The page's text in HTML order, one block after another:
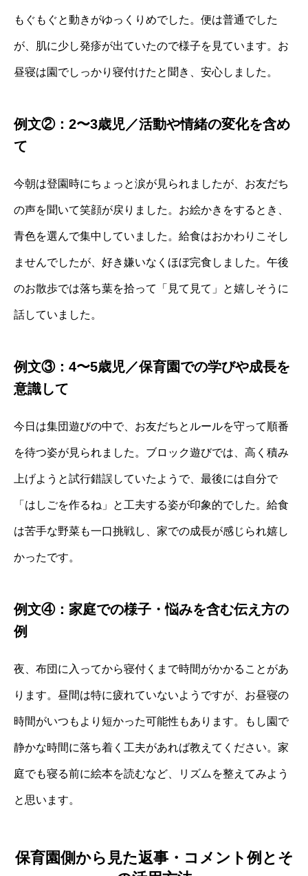
もぐもぐと動きがゆっくりめでした。便は普通でした
が、肌に少し発疹が出ていたので様子を見ています。お
昼寝は園でしっかり寝付けたと聞き、安心しました。
例文②：2〜3歳児／活動や情緒の変化を含め
て
今朝は登園時にちょっと涙が見られましたが、お友だち
の声を聞いて笑顔が戻りました。お絵かきをするとき、
青色を選んで集中していました。給食はおかわりこそし
ませんでしたが、好き嫌いなくほぼ完食しました。午後
のお散歩では落ち葉を拾って「見て見て」と嬉しそうに
話していました。
例文③：4〜5歳児／保育園での学びや成長を
意識して
今日は集団遊びの中で、お友だちとルールを守って順番
を待つ姿が見られました。ブロック遊びでは、高く積み
上げようと試行錯誤していたようで、最後には自分で
「はしごを作るね」と工夫する姿が印象的でした。給食
は苦手な野菜も一口挑戦し、家での成長が感じられ嬉し
かったです。
例文④：家庭での様子・悩みを含む伝え方の
例
夜、布団に入ってから寝付くまで時間がかかることがあ
ります。昼間は特に疲れていないようですが、お昼寝の
時間がいつもより短かった可能性もあります。もし園で
静かな時間に落ち着く工夫があれば教えてください。家
庭でも寝る前に絵本を読むなど、リズムを整えてみよう
と思います。
保育園側から見た返事・コメント例とそ